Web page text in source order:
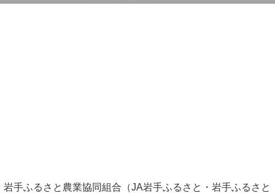
岩手ふるさと農業協同組合（JA岩手ふるさと・岩手ふるさと